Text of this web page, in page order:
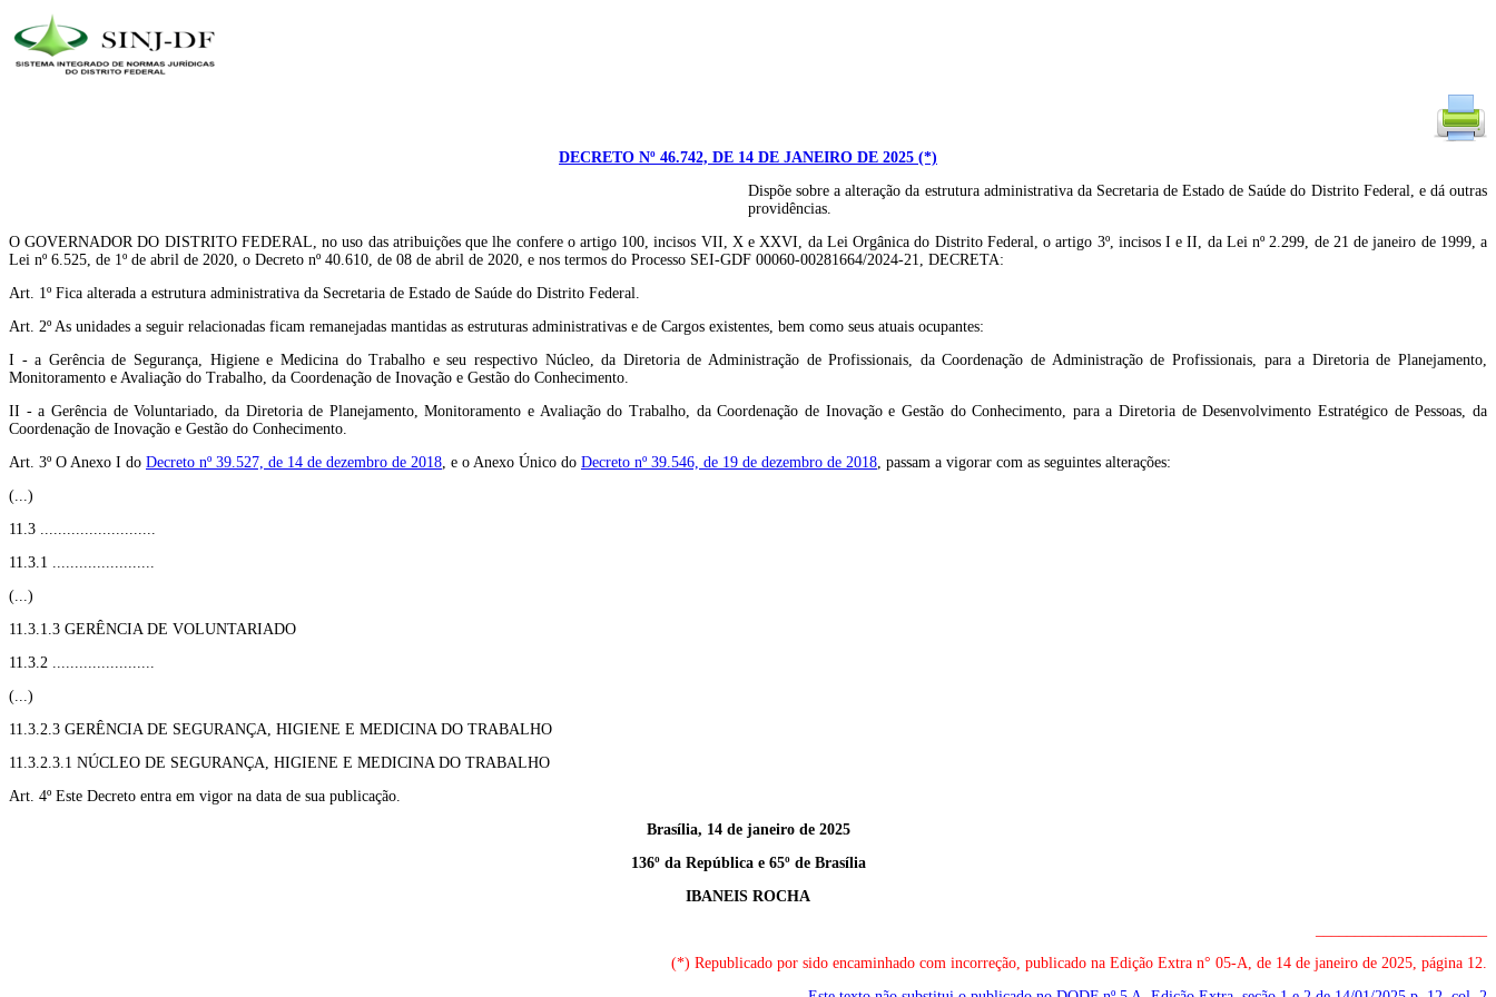
DECRETO Nº 46.742, DE 14 DE JANEIRO DE 2025 (*)
Dispõe sobre a alteração da estrutura administrativa da Secretaria de Estado de Saúde do Distrito Federal, e dá outras
providências.
O GOVERNADOR DO DISTRITO FEDERAL, no uso das atribuições que lhe confere o artigo 100, incisos VII, X e XXVI, da Lei Orgânica do Distrito Federal, o artigo 3º, incisos I e II, da Lei nº 2.299, de 21 de janeiro de 1999, a
Lei nº 6.525, de 1º de abril de 2020, o Decreto nº 40.610, de 08 de abril de 2020, e nos termos do Processo SEI-GDF 00060-00281664/2024-21, DECRETA:
Art. 1º Fica alterada a estrutura administrativa da Secretaria de Estado de Saúde do Distrito Federal.
Art. 2º As unidades a seguir relacionadas ficam remanejadas mantidas as estruturas administrativas e de Cargos existentes, bem como seus atuais ocupantes:
I - a Gerência de Segurança, Higiene e Medicina do Trabalho e seu respectivo Núcleo, da Diretoria de Administração de Profissionais, da Coordenação de Administração de Profissionais, para a Diretoria de Planejamento,
Monitoramento e Avaliação do Trabalho, da Coordenação de Inovação e Gestão do Conhecimento.
II - a Gerência de Voluntariado, da Diretoria de Planejamento, Monitoramento e Avaliação do Trabalho, da Coordenação de Inovação e Gestão do Conhecimento, para a Diretoria de Desenvolvimento Estratégico de Pessoas, da
Coordenação de Inovação e Gestão do Conhecimento.
Art. 3º O Anexo I do Decreto nº 39.527, de 14 de dezembro de 2018, e o Anexo Único do Decreto nº 39.546, de 19 de dezembro de 2018, passam a vigorar com as seguintes alterações:
(...)
11.3 ..........................
11.3.1 .......................
(...)
11.3.1.3 GERÊNCIA DE VOLUNTARIADO
11.3.2 .......................
(...)
11.3.2.3 GERÊNCIA DE SEGURANÇA, HIGIENE E MEDICINA DO TRABALHO
11.3.2.3.1 NÚCLEO DE SEGURANÇA, HIGIENE E MEDICINA DO TRABALHO
Art. 4º Este Decreto entra em vigor na data de sua publicação.
Brasília, 14 de janeiro de 2025
136º da República e 65º de Brasília
IBANEIS ROCHA
(*) Republicado por sido encaminhado com incorreção, publicado na Edição Extra n° 05-A, de 14 de janeiro de 2025, página 12.